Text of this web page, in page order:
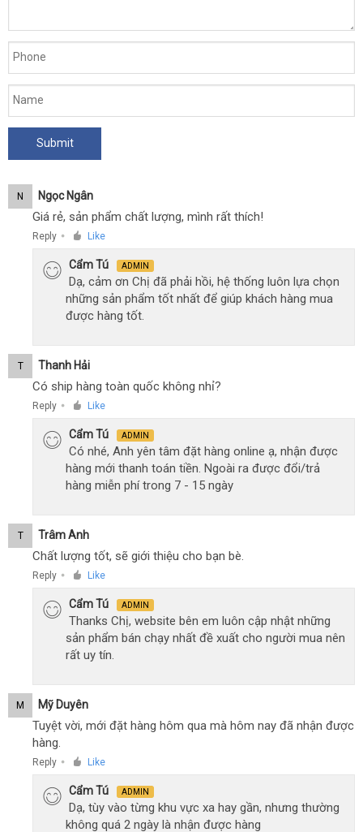
N Ngọc Ngân
Giá rẻ, sản phẩm chất lượng, mình rất thích!
Reply ● Like
Cẩm Tú ADMIN
Dạ, cảm ơn Chị đã phải hồi, hệ thống luôn lựa chọn
những sản phẩm tốt nhất để giúp khách hàng mua
được hàng tốt.
T Thanh Hải
Có ship hàng toàn quốc không nhỉ?
Reply ● Like
Cẩm Tú ADMIN
Có nhé, Anh yên tâm đặt hàng online ạ, nhận được
hàng mới thanh toán tiền. Ngoài ra được đổi/trả
hàng miễn phí trong 7 - 15 ngày
T Trâm Anh
Chất lượng tốt, sẽ giới thiệu cho bạn bè.
Reply ● Like
Cẩm Tú ADMIN
Thanks Chị, website bên em luôn cập nhật những
sản phẩm bán chạy nhất đề xuất cho người mua nên
rất uy tín.
M Mỹ Duyên
Tuyệt vời, mới đặt hàng hôm qua mà hôm nay đã nhận được
hàng.
Reply ● Like
Cẩm Tú ADMIN
Dạ, tùy vào từng khu vực xa hay gần, nhưng thường
không quá 2 ngày là nhận được hàng